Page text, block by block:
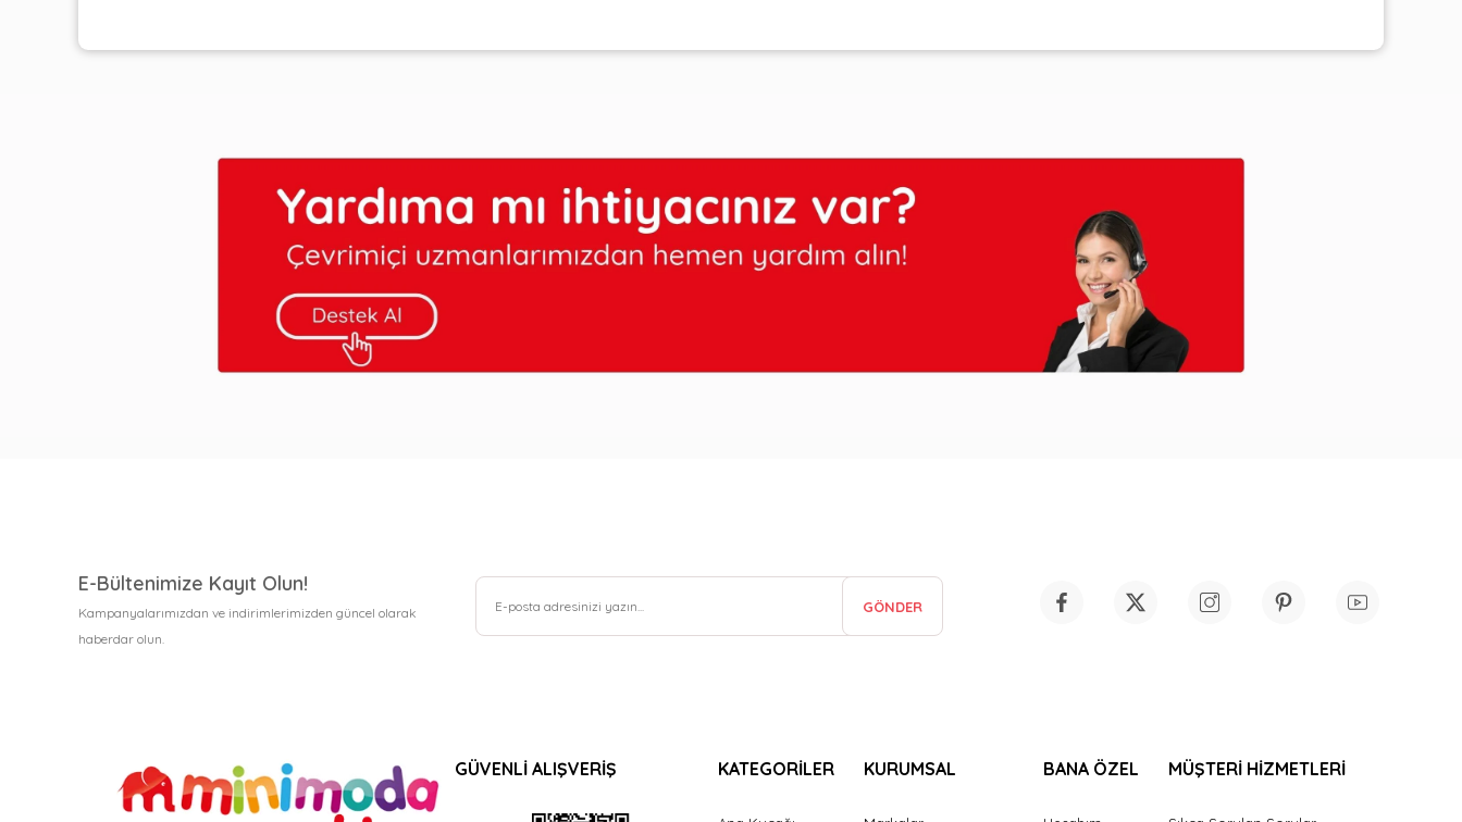
E-Bültenimize Kayıt Olun!
Kampanyalarımızdan ve indirimlerimizden güncel olarak
haberdar olun.
GÖNDER
GÜVENLİ ALIŞVERİŞ KATEGORİLER KURUMSAL BANA ÖZEL MÜŞTERİ HİZMETLERİ